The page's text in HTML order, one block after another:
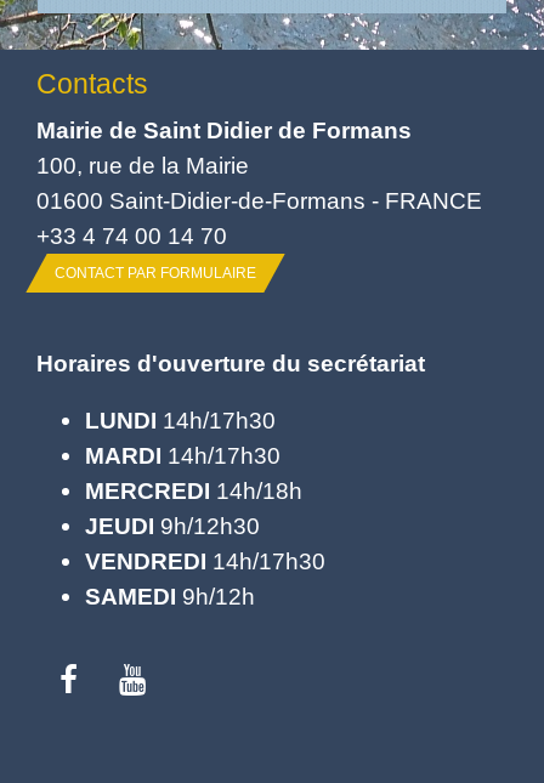
Contacts
Mairie de Saint Didier de Formans
100, rue de la Mairie
01600 Saint-Didier-de-Formans - FRANCE
+33 4 74 00 14 70
CONTACT PAR FORMULAIRE
Horaires d'ouverture du secrétariat
LUNDI 14h/17h30
MARDI 14h/17h30
MERCREDI 14h/18h
JEUDI 9h/12h30
VENDREDI 14h/17h30
SAMEDI 9h/12h